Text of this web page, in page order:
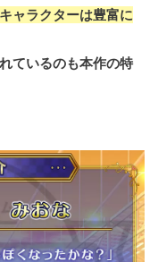
ャラクターは豊富に
ているのも本作の特